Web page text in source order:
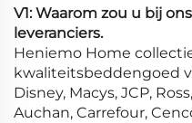
V1: Waarom zou u bij
leveranciers.
Heniemo Home
kwaliteitsbeddengoed
Disney, Macys, JCP,
Auchan, Carrefour,